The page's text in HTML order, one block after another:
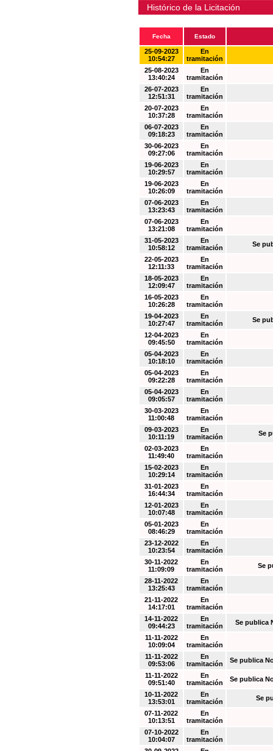
Histórico de la Licitación
Fecha Estado
25-09-2023
10:54:27
En
tramitación
25-08-2023
13:40:24
En
tramitación
26-07-2023
12:51:31
En
tramitación
20-07-2023
10:37:28
En
tramitación
06-07-2023
09:18:23
En
tramitación
30-06-2023
09:27:06
En
tramitación
19-06-2023
10:29:57
En
tramitación
19-06-2023
10:26:09
En
tramitación
07-06-2023
13:23:43
En
tramitación
07-06-2023
13:21:08
En
tramitación
31-05-2023
10:58:12
En
tramitación
Se
22-05-2023
12:11:33
En
tramitación
18-05-2023
12:09:47
En
tramitación
16-05-2023
10:26:28
En
tramitación
19-04-2023
10:27:47
En
tramitación
Se
12-04-2023
09:45:50
En
tramitación
05-04-2023
10:18:10
En
tramitación
05-04-2023
09:22:28
En
tramitación
05-04-2023
09:05:57
En
tramitación
30-03-2023
11:00:48
En
tramitación
09-03-2023
10:11:19
En
tramitación
Se
02-03-2023
11:49:40
En
tramitación
15-02-2023
10:29:14
En
tramitación
31-01-2023
16:44:34
En
tramitación
12-01-2023
10:07:48
En
tramitación
05-01-2023
08:46:29
En
tramitación
23-12-2022
10:23:54
En
tramitación
30-11-2022
11:09:09
En
tramitación
Se
28-11-2022
13:25:43
En
tramitación
21-11-2022
14:17:01
En
tramitación
14-11-2022
09:44:23
En
tramitación
Se publica
11-11-2022
10:09:04
En
tramitación
11-11-2022
09:53:06
En
tramitación
Se publica
11-11-2022
09:51:40
En
tramitación
Se publica
10-11-2022
13:53:01
En
tramitación
Se
07-11-2022
10:13:51
En
tramitación
07-10-2022
10:04:07
En
tramitación